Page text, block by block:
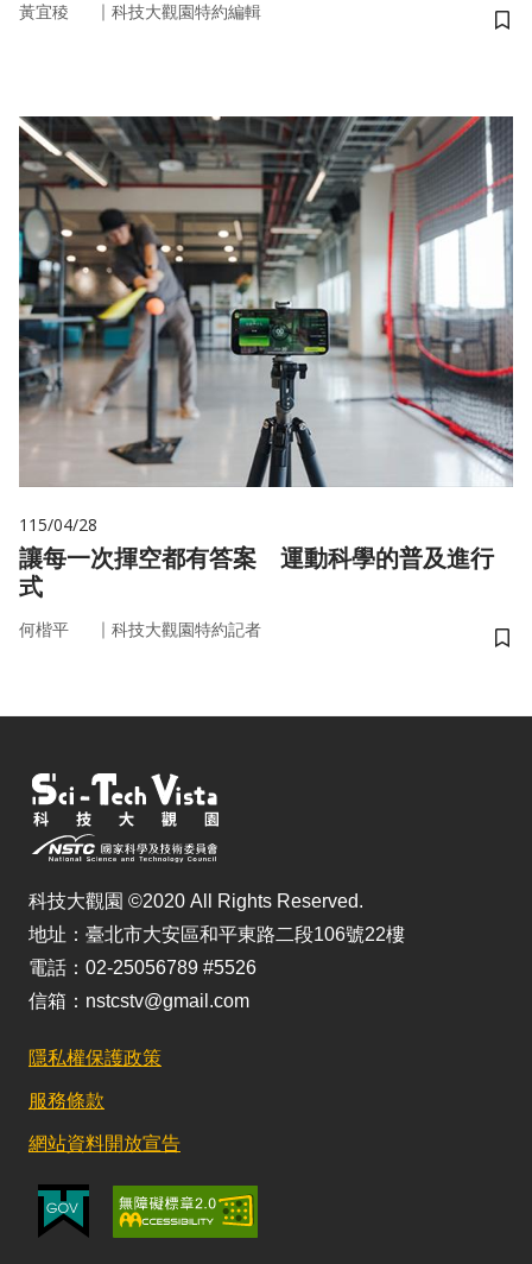
黃宜稜 ｜ 科技大觀園特約編輯
儲
115/04/28
讓每一次揮空都有答案 運動科學的普及進行
式
何楷平 ｜ 科技大觀園特約記者
儲
科技大觀園 ©2020 All Rights Reserved.
地址：臺北市大安區和平東路二段106號22樓
電話：02-25056789 #5526
信箱：nstcstv@gmail.com
隱私權保護政策
服務條款
網站資料開放宣告